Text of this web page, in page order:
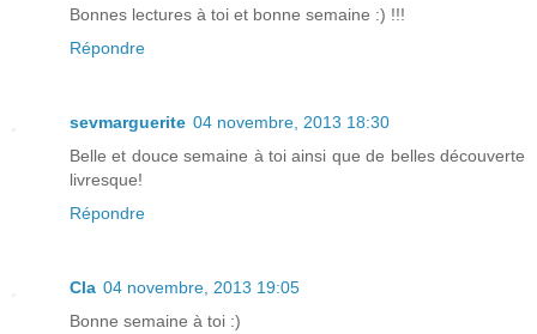
Bonnes lectures à toi et bonne semaine :) !!!
Répondre
sevmarguerite 04 novembre, 2013 18:30
Belle et douce semaine à toi ainsi que de belles découverte
livresque!
Répondre
Cla 04 novembre, 2013 19:05
Bonne semaine à toi :)